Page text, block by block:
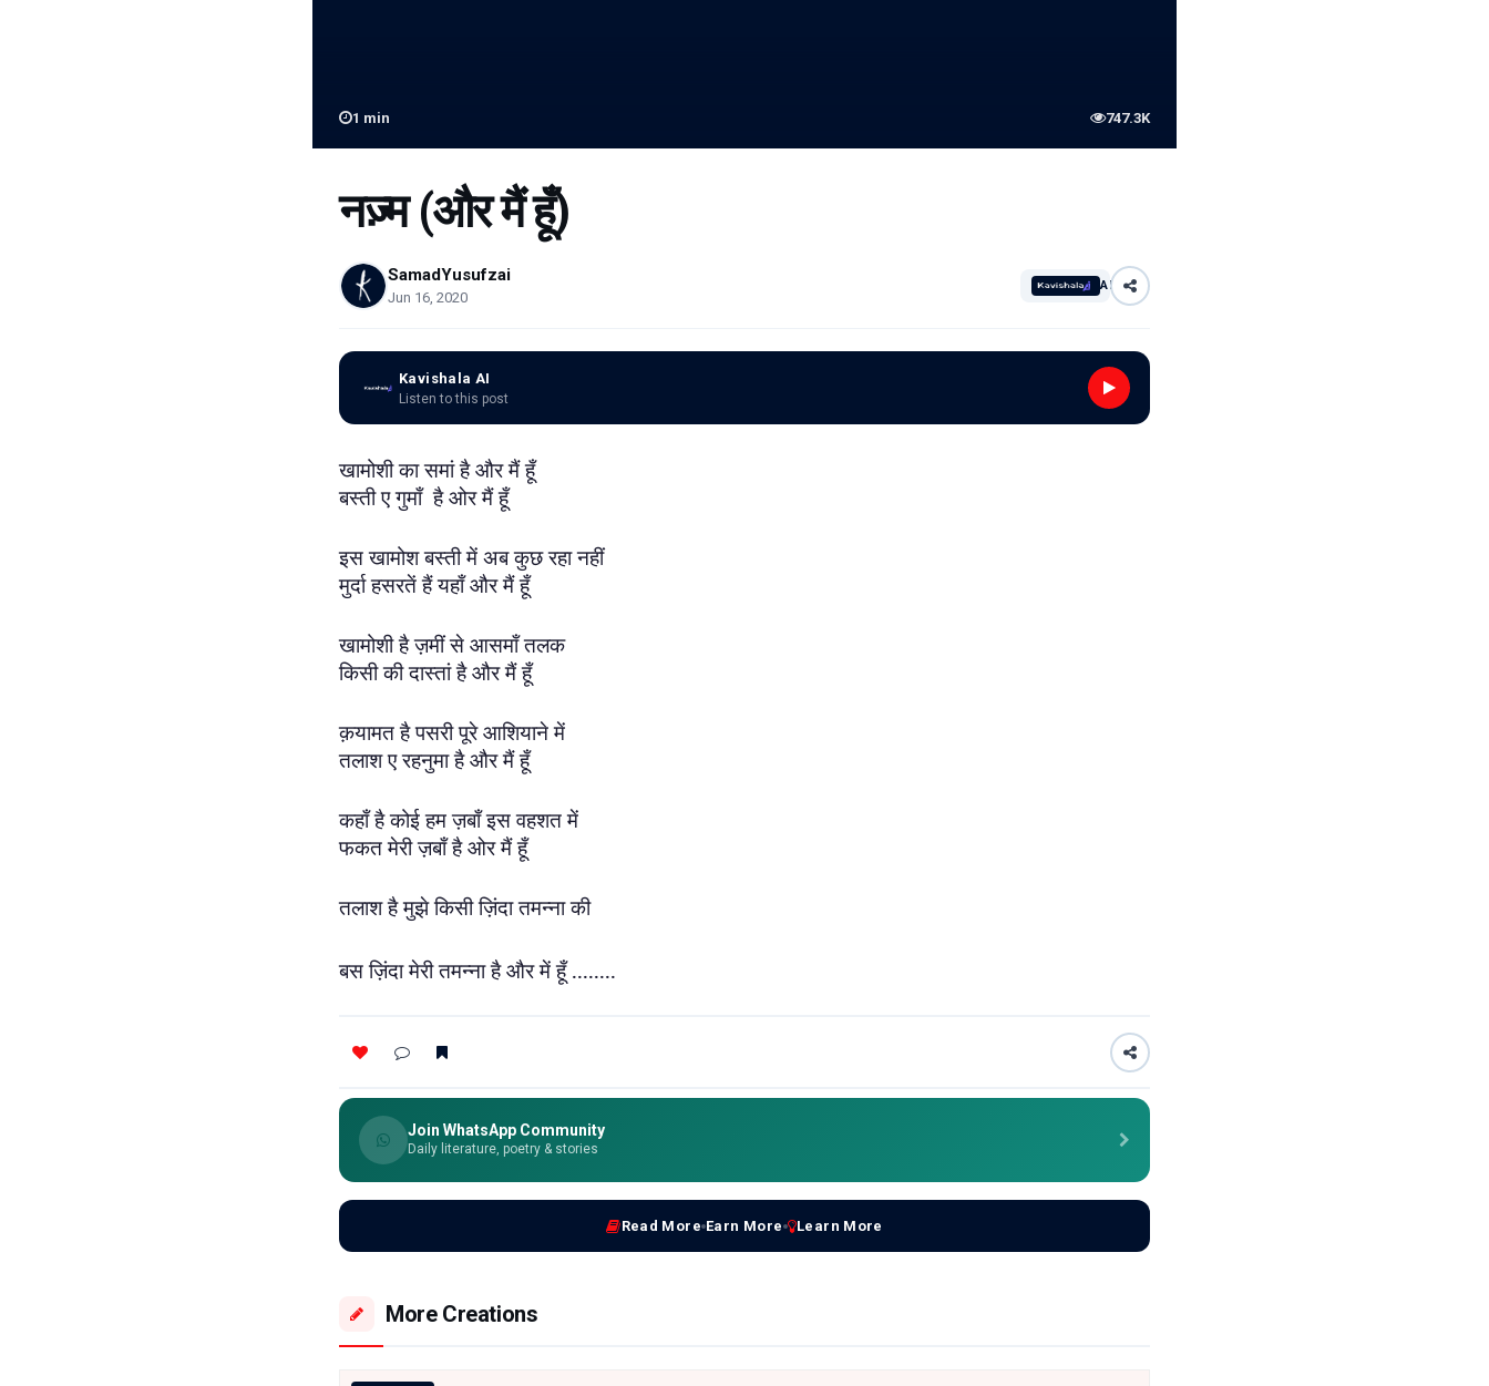
1 min 747.3K
नज़्म (और मैं हूँ)
SamadYusufzai
Jun 16, 2020
AI
Kavishala AI
Listen to this post
खामोशी का समां है और मैं हूँ
बस्ती ए गुमाँ है ओर मैं हूँ
इस खामोश बस्ती में अब कुछ रहा नहीं
मुर्दा हसरतें हैं यहाँ और मैं हूँ
खामोशी है ज़मीं से आसमाँ तलक
किसी की दास्तां है और मैं हूँ
क़यामत है पसरी पूरे आशियाने में
तलाश ए रहनुमा है और मैं हूँ
कहाँ है कोई हम ज़बाँ इस वहशत में
फकत मेरी ज़बाँ है ओर मैं हूँ
तलाश है मुझे किसी ज़िंदा तमन्ना की
बस ज़िंदा मेरी तमन्ना है और में हूँ ........
Join WhatsApp Community
Daily literature, poetry & stories
Read More Earn More Learn More
More Creations